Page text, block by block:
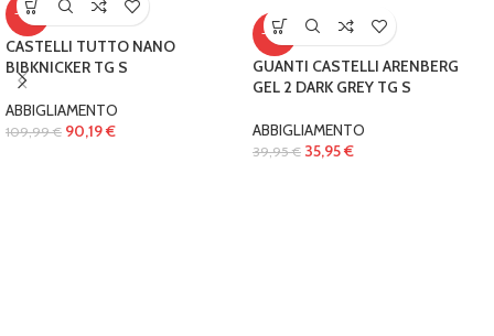
-18%
CASTELLI TUTTO NANO
BIBKNICKER TG S
ABBIGLIAMENTO
109,99€ 90,19€
-10%
GUANTI CASTELLI ARENBERG
GEL 2 DARK GREY TG S
ABBIGLIAMENTO
39,95€ 35,95€